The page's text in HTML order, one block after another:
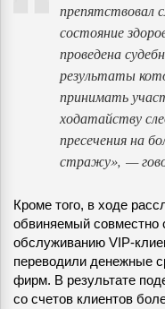
препятствовал
состояние
проведена
результаты
принимать
ходатайству
пресечения на
стражу», —
Кроме того, в ходе
обвиняемый совместно
обслуживанию VIP-
переводили денежные
фирм. В результате
со счетов клиентов